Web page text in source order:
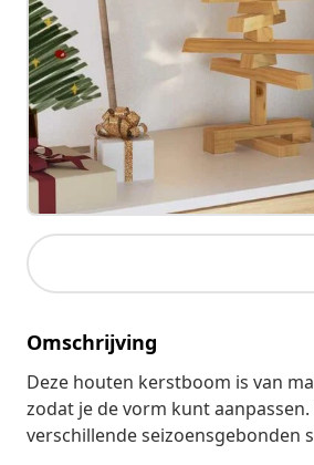
Omschrijving
Deze houten kerstboom is van
zodat je de vorm kunt
verschillende seizoensgebonden